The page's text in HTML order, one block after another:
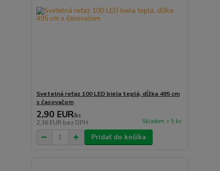
Svetelná reťaz 100 LED biela teplá, dĺžka 495 cm
s časovačom
2,90 EUR/ks
2,36 EUR bez DPH Skladom > 5 ks
Pridať do košíka